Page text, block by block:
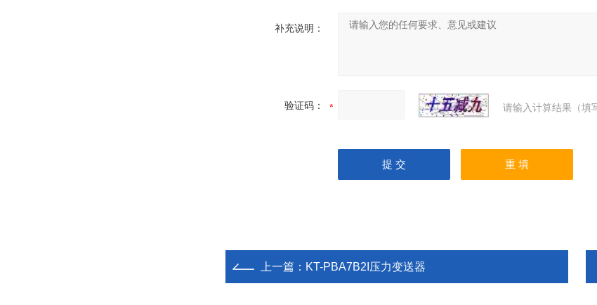
补充说明：
验证码： 请输入计算结果（填
上一篇： KT-PBA7B2I压力变送器